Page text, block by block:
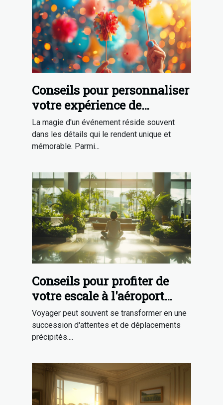
Conseils pour personnaliser
votre expérience de
photobooth lors
d'événements
La magie d'un événement réside souvent
dans les détails qui le rendent unique et
mémorable. Parmi...
Conseils pour profiter de
votre escale à l'aéroport
international de Singapour
Voyager peut souvent se transformer en une
succession d'attentes et de déplacements
précipités....